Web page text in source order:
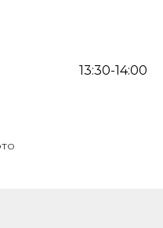
13:30-14:00